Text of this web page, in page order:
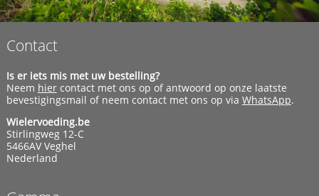
Contact
Is er iets mis met uw bestelling?
Neem hiercontact met ons op of antwoord op onze laatste
bevestigingsmail of neem contact met ons op via WhatsApp.
Wielervoeding.be
Stirlingweg 12-C
5466AV Veghel
Nederland